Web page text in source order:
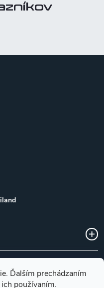
Ďalším prechádzaním
používaním.